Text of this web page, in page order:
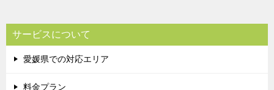
サービスについて
愛媛県での対応エリア
料金プラン